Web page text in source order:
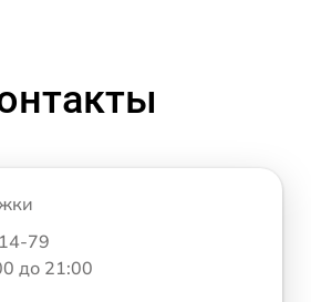
79
до 21:00